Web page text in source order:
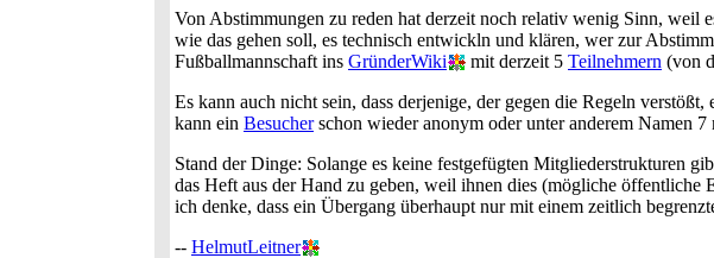
Von Abstimmungen zu reden hat derzeit noch relativ wenig Sinn, weil
wie das gehen soll, es technisch entwickln und klären, wer zur
Fußballmannschaft ins GründerWiki mit derzeit 5 Teilnehmern (von
Es kann auch nicht sein, dass derjenige, der gegen die Regeln
kann ein Besucherschon wieder anonym oder unter anderem Namen
Stand der Dinge: Solange es keine festgefügten Mitgliederstrukturen
das Heft aus der Hand zu geben, weil ihnen dies (mögliche öffentliche
ich denke, dass ein Übergang überhaupt nur mit einem zeitlich
-- HelmutLeitner